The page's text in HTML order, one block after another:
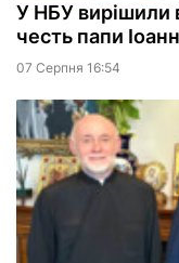
У НБУ вирішили
честь папи
07 Серпня 16:54